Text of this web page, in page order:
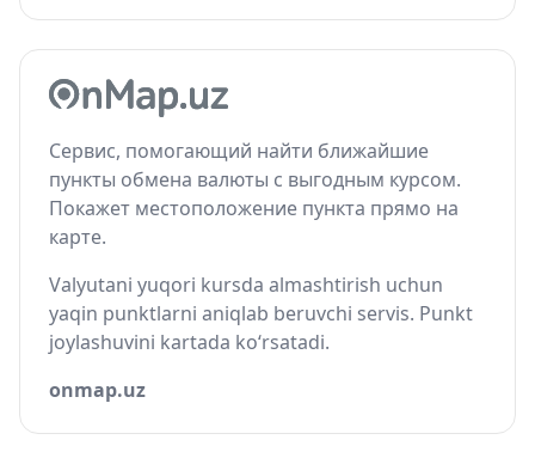
Сервис, помогающий найти ближайшие
пункты обмена валюты с выгодным курсом.
Покажет местоположение пункта прямо на
карте.
Valyutani yuqori kursda almashtirish uchun
yaqin punktlarni aniqlab beruvchi servis. Punkt
joylashuvini kartada ko‘rsatadi.
onmap.uz